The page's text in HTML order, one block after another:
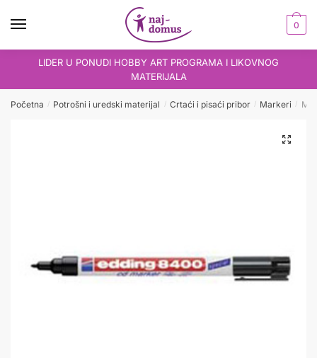
0
LIDER U PONUDI HOBBY ART PROGRAMA I LIKOVNOG
MATERIJALA
Početna / Potrošni i uredski materijal / Crtaći i pisaći pribor / Markeri /